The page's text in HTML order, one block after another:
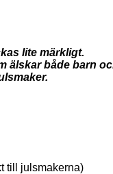
lite märkligt.
älskar både barn
till julsmakerna)